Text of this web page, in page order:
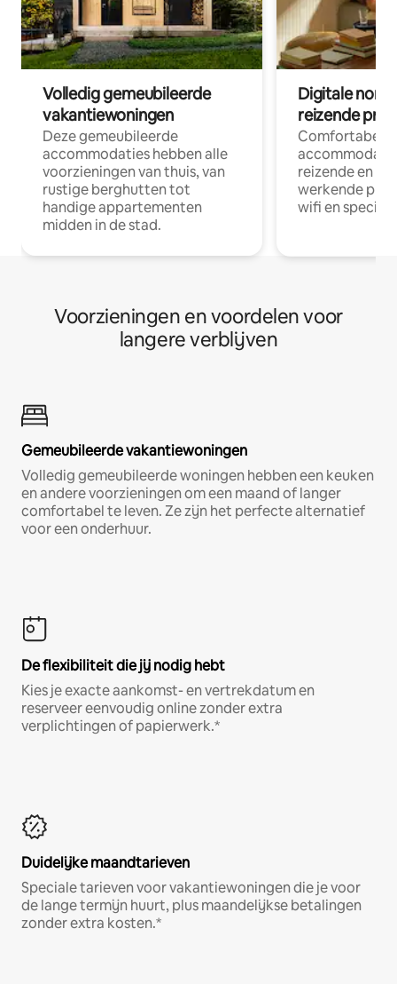
Volledig gemeubileerde
vakantiewoningen
Deze gemeubileerde
accommodaties hebben alle
voorzieningen van thuis, van
rustige berghutten tot
handige appartementen
midden in de stad.
Digitale
reizende
Comfortabele
reizende en
werkende
wifi en
Voorzieningen en voordelen voor
langere verblijven
Gemeubileerde vakantiewoningen
Volledig gemeubileerde woningen hebben een keuken
en andere voorzieningen om een maand of langer
comfortabel te leven. Ze zijn het perfecte alternatief
voor een onderhuur.
De flexibiliteit die jij nodig hebt
Kies je exacte aankomst- en vertrekdatum en
reserveer eenvoudig online zonder extra
verplichtingen of papierwerk.*
Duidelijke maandtarieven
Speciale tarieven voor vakantiewoningen die je voor
de lange termijn huurt, plus maandelijkse betalingen
zonder extra kosten.*